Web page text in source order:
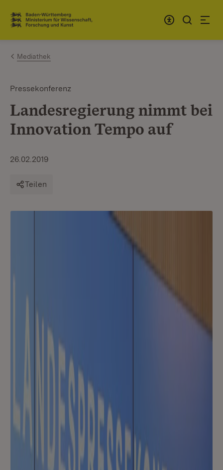
Zum Inhalt springen
Link zur Startseite
Mediathek
Pressekonferenz
Landesregierung nimmt bei
Innovation Tempo auf
26.02.2019
Teilen